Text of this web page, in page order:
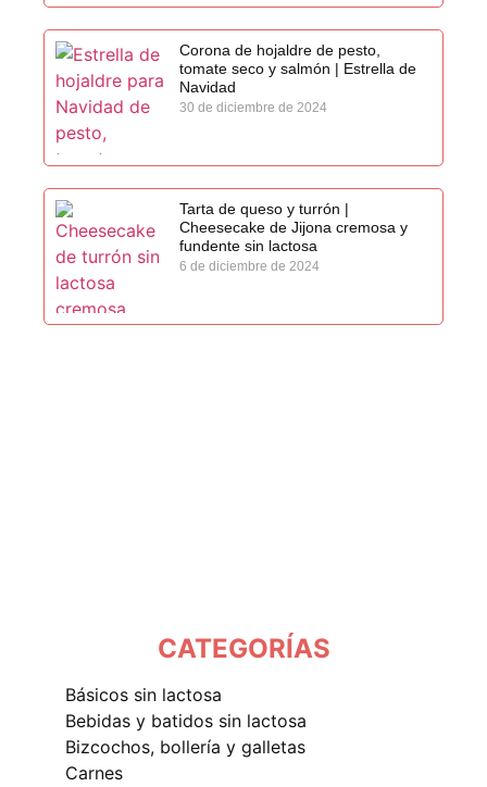
Corona de hojaldre de pesto,
tomate seco y salmón | Estrella de
Navidad
30 de diciembre de 2024
Tarta de queso y turrón |
Cheesecake de Jijona cremosa y
fundente sin lactosa
6 de diciembre de 2024
CATEGORÍAS
básicos sin lactosa
bebidas y batidos sin lactosa
bizcochos, bollería y galletas
carnes